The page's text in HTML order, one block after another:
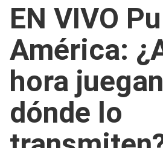
EN VIVO
América:
hora
dónde lo